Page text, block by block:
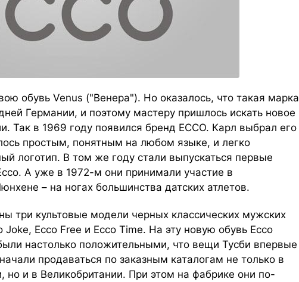
обувь Venus ("Венера"). Но оказалось, что такая марка
Германии, и поэтому мастеру пришлось искать новое
Так в 1969 году появился бренд ECCO. Карл выбрал его
простым, понятным на любом языке, и легко
логотип. В том же году стали выпускаться первые
А уже в 1972-м они принимали участие в
– на ногах большинства датских атлетов.
три культовые модели черных классических мужских
Joke, Ecco Free и Ecco Time. На эту новую обувь Ecco
настолько положительными, что вещи Тусби впервые
продаваться по заказным каталогам не только в
но и в Великобритании. При этом на фабрике они по-